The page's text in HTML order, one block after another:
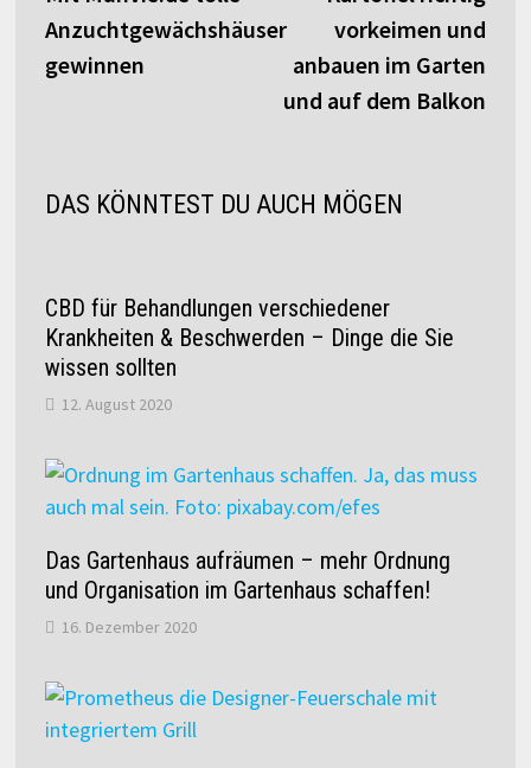
Anzuchtgewächshäuser
gewinnen
vorkeimen und
anbauen im Garten
und auf dem Balkon
DAS KÖNNTEST DU AUCH MÖGEN
CBD für Behandlungen verschiedener
Krankheiten & Beschwerden – Dinge die Sie
wissen sollten
12. August 2020
Das Gartenhaus aufräumen – mehr Ordnung
und Organisation im Gartenhaus schaffen!
16. Dezember 2020